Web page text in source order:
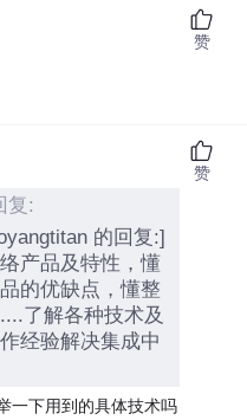
赞
复:
的回复:]
产品及特性，懂
的优缺点，懂整
了解各种技术及
经验解决集成中
一下用到的具体技术吗
赞